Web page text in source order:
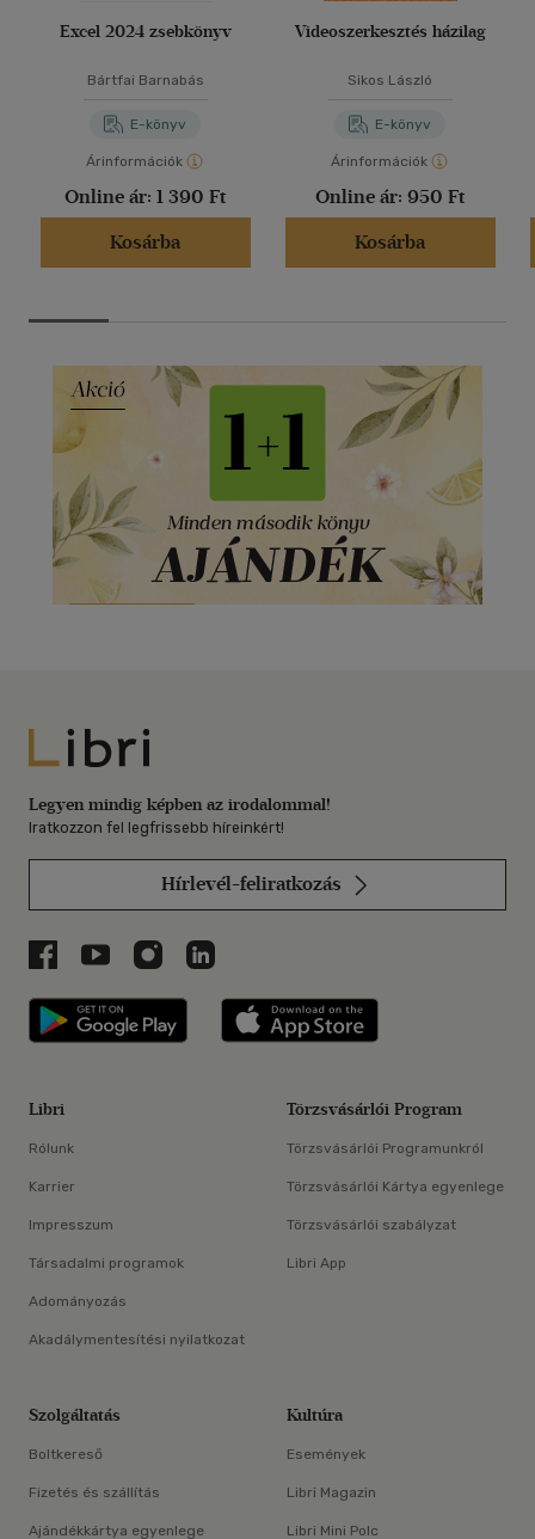
Excel 2024 zsebkönyv
Bártfai Barnabás
E-könyv
Árinformációk
Online ár: 1 390 Ft
Kosárba
Videoszerkesztés házilag
Sikos László
E-könyv
Árinformációk
Online ár: 950 Ft
Kosárba
Libri
Legyen mindig képben az irodalommal!
Iratkozzon fel legfrissebb híreinkért!
Hírlevél-feliratkozás
Libri a Facebookon
Libri a Youtube-on
Libri az Instagramon
Libri a LinkedInen
Libri applikáció Szerezd meg: Google
Libri
Rólunk
Karrier
Impresszum
Társadalmi programok
Adományozás
Akadálymentesítési nyilatkozat
Törzsvásárlói Program
Törzsvásárlói Programunkról
Törzsvásárlói Kártya egyenlege
Törzsvásárlói szabályzat
Libri App
Szolgáltatás
Boltkereső
Fizetés és szállítás
Ajándékkártya egyenlege
Kultúra
Események
Libri Magazin
Libri Mini Polc